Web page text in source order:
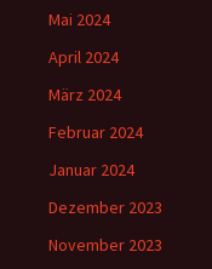
Mai 2024
April 2024
März 2024
Februar 2024
Januar 2024
Dezember 2023
November 2023